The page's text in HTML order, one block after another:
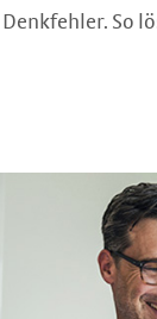
Denkfehler. So